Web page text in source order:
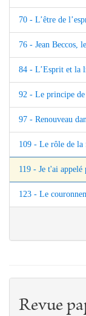
70 - L’être de
76 - Jean Beccos,
84 - L’Esprit et la
92 - Le principe
97 - Renouveau
109 - Le rôle de la
119 - Je t'ai
123 - Le
Revue